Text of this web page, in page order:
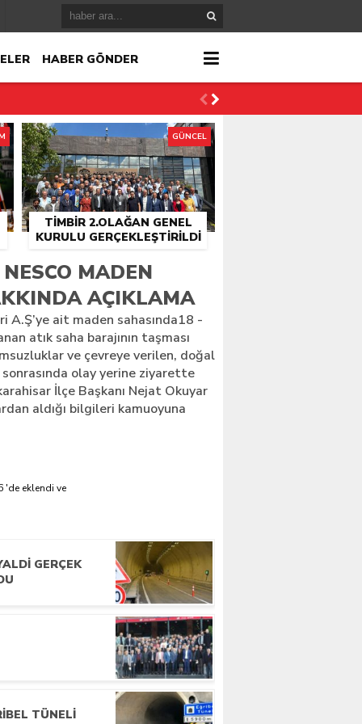
HABER GÖNDER
TİMBİR 2.OLAĞAN GENEL
KURULU GERÇEKLEŞTIRILDI
GÜNCEL
MADEN
AÇIKLAMA
A.Ş’ye ait maden sahasında18 -
atık saha barajının taşması
ve çevreye verilen, doğal
olay yerine ziyarette
İlçe Başkanı Nejat Okuyar
aldığı bilgileri kamuoyuna
'de eklendi ve
GERÇEK
BIR ARAYA
TÜNELI